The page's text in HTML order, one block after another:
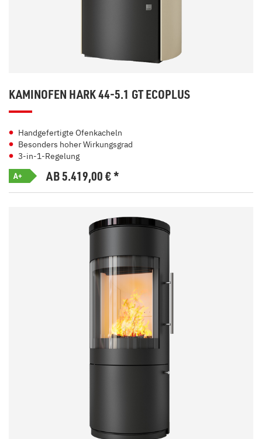
KAMINOFEN HARK 44-5.1 GT ECOPLUS
Handgefertigte Ofenkacheln
Besonders hoher Wirkungsgrad
3-in-1-Regelung
A+ AB 5.419,00€*